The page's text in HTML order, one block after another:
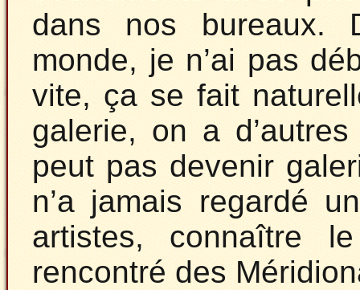
dans nos bureaux.
monde, je n’ai pas
vite, ça se fait
galerie, on a
peut pas devenir
n’a jamais regardé
artistes, connaître
rencontré des